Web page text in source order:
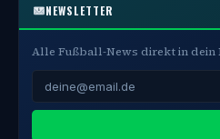
NEWSLETTER
Alle Fußball-News direkt in dein